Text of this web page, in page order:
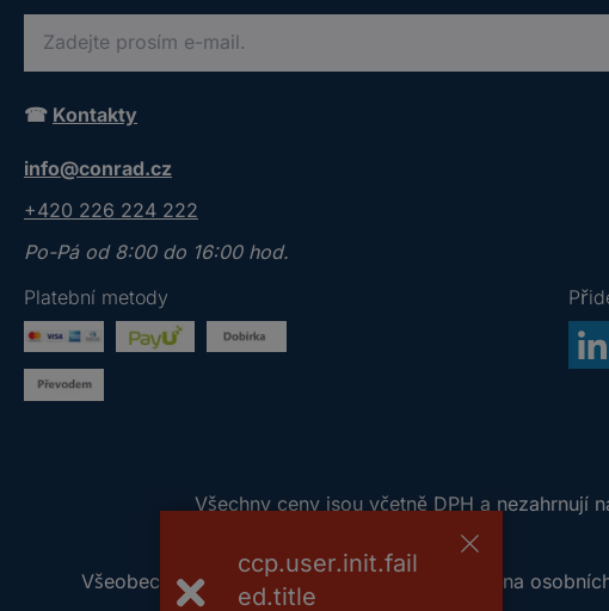
s
m
z
d
e
j
t
☎ Kontakty
info@conrad.cz
+420 226 224 222
Po-Pá od 8:00 do 16:00 hod.
Platební metody
Všechny ceny jsou včetně DPH a nezahrnují
Všeobecné obchodní podmínky Ochrana
ccp.user.init.fail
ed.title